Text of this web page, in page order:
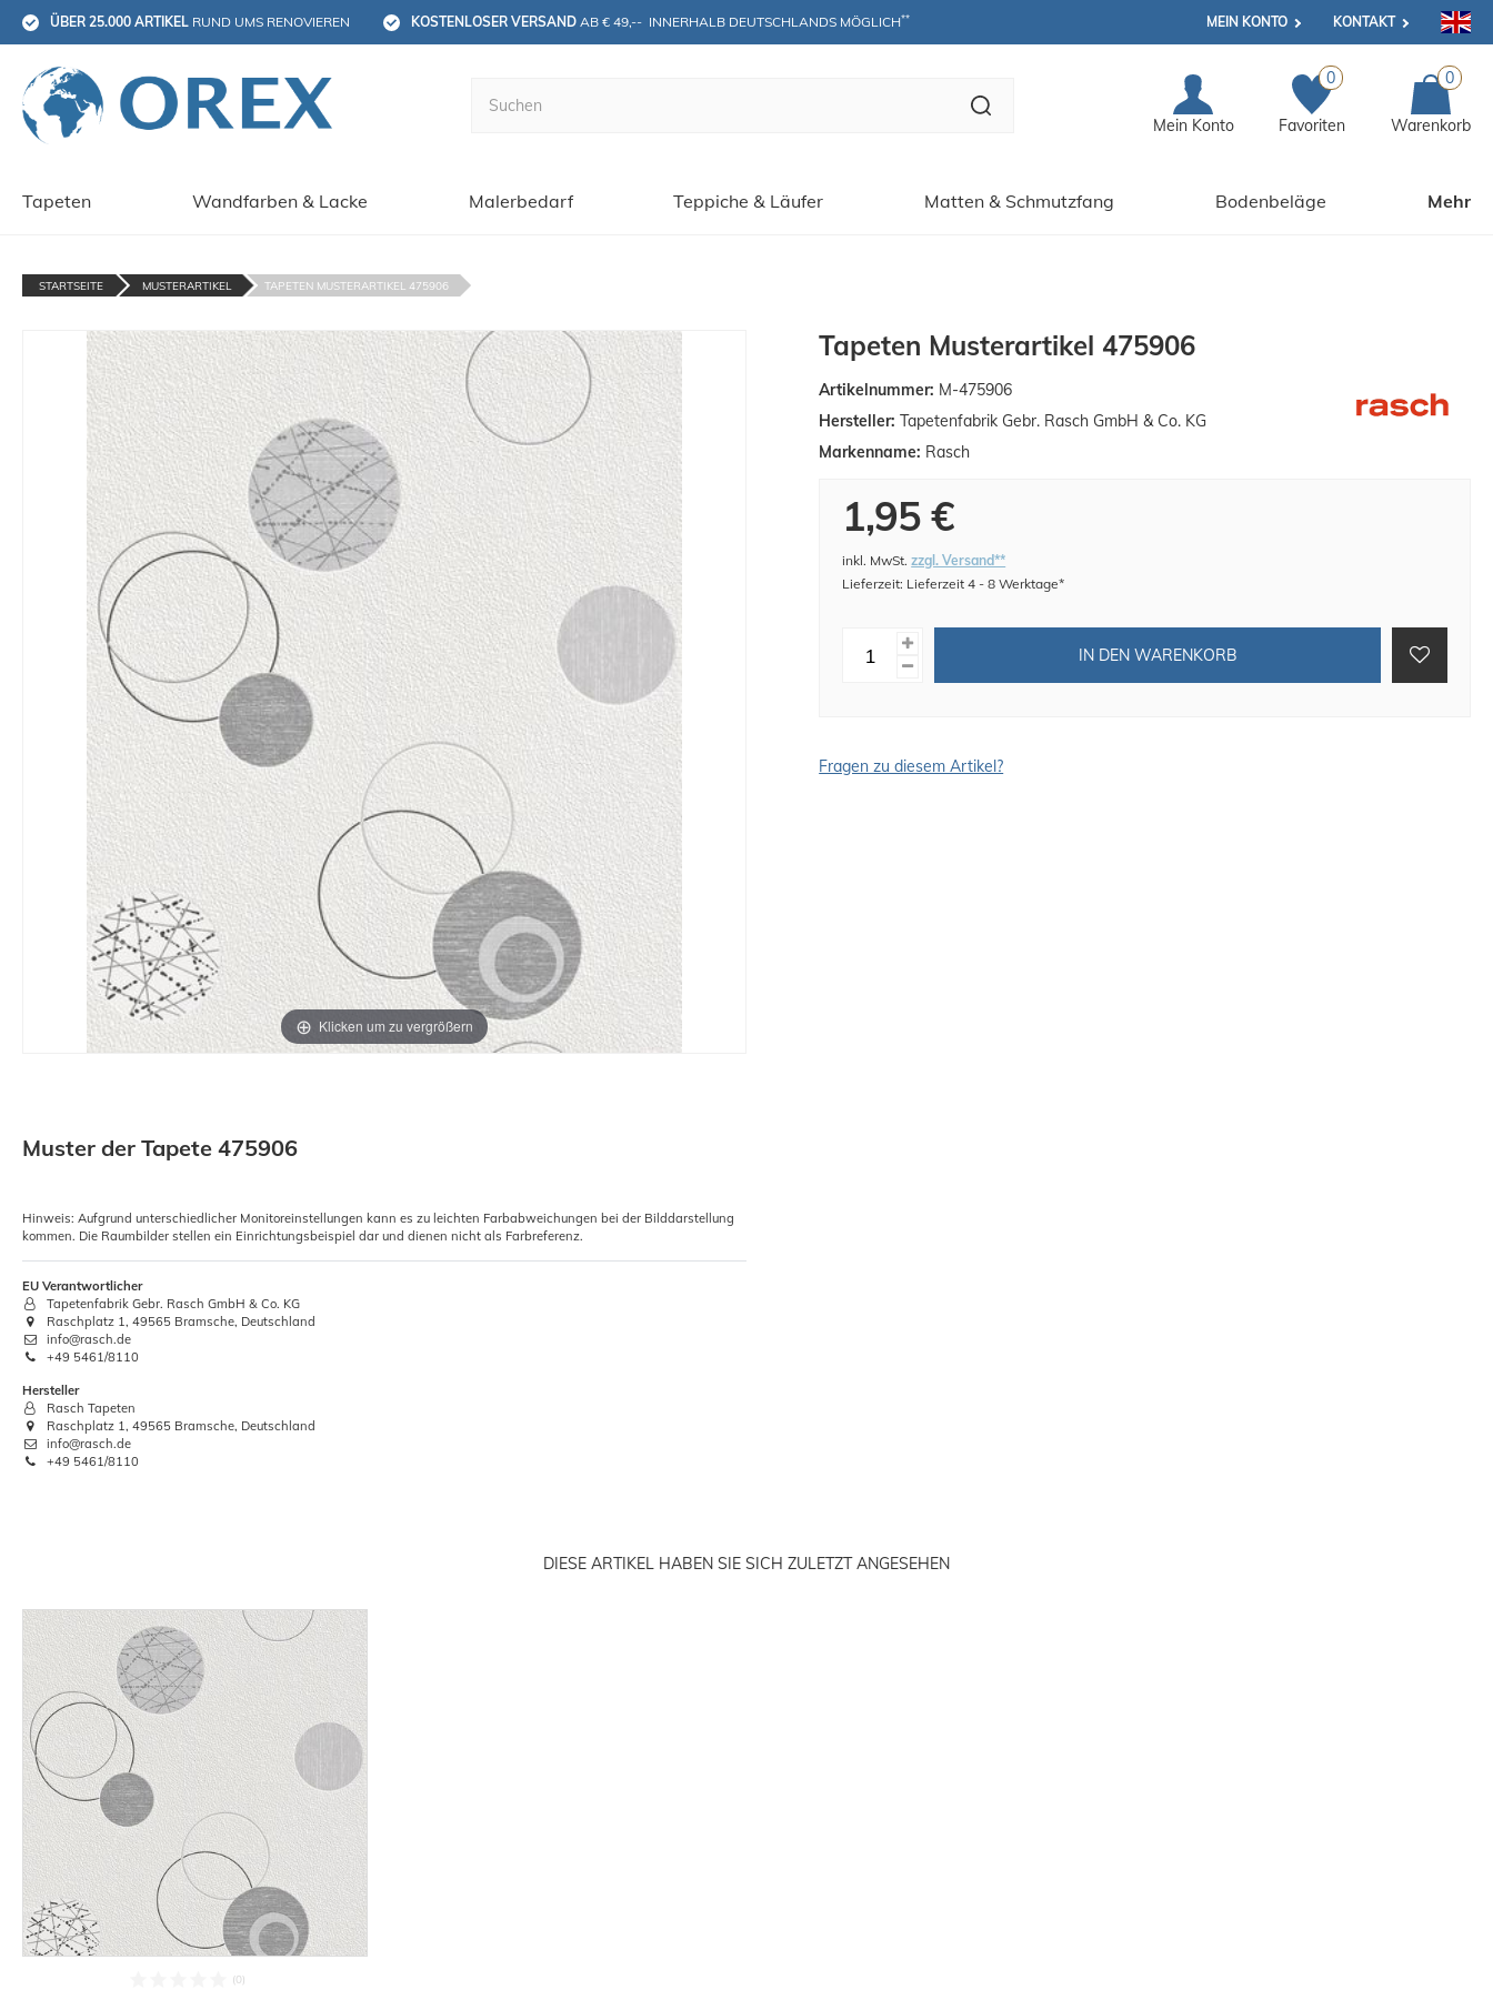
ÜBER 25.000 ARTIKEL RUND UMS RENOVIEREN KOSTENLOSER VERSAND AB € 49,--  INNERHALB DEUTSCHLANDS MÖGLICH** MEIN KONTO KONTAKT
Mein Konto
0
Favoriten
0
Warenkorb
Tapeten Wandfarben & Lacke Malerbedarf Teppiche & Läufer Matten & Schmutzfang Bodenbeläge Mehr
STARTSEITE MUSTERARTIKEL TAPETEN MUSTERARTIKEL 475906
Klicken um zu vergrößern
Tapeten Musterartikel 475906
Artikelnummer: M-475906
Hersteller: Tapetenfabrik Gebr. Rasch GmbH & Co. KG
Markenname: Rasch
1,95 €
inkl. MwSt.zzgl. Versand**
Lieferzeit: Lieferzeit 4 - 8 Werktage*
IN DEN WARENKORB
Fragen zu diesem Artikel?
Muster der Tapete 475906
Hinweis: Aufgrund unterschiedlicher Monitoreinstellungen kann es zu leichten Farbabweichungen bei der Bilddarstellung
kommen. Die Raumbilder stellen ein Einrichtungsbeispiel dar und dienen nicht als Farbreferenz.
EU Verantwortlicher
Tapetenfabrik Gebr. Rasch GmbH & Co. KG
Raschplatz 1, 49565 Bramsche, Deutschland
info@rasch.de
+49 5461/8110
Hersteller
Rasch Tapeten
Raschplatz 1, 49565 Bramsche, Deutschland
info@rasch.de
+49 5461/8110
DIESE ARTIKEL HABEN SIE SICH ZULETZT ANGESEHEN